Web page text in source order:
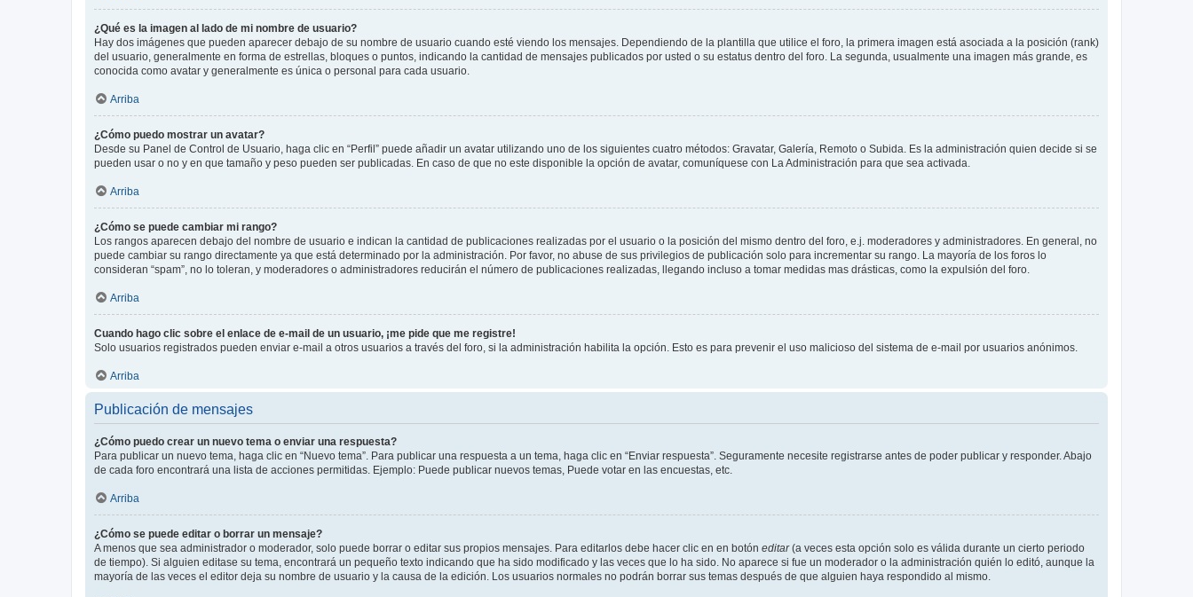
¿Qué es la imagen al lado de mi nombre de usuario?
Hay dos imágenes que pueden aparecer debajo de su nombre de usuario cuando esté viendo los mensajes. Dependiendo de la plantilla que utilice el foro, la primera imagen está asociada a la posición (rank)
del usuario, generalmente en forma de estrellas, bloques o puntos, indicando la cantidad de mensajes publicados por usted o su estatus dentro del foro. La segunda, usualmente una imagen más grande, es
conocida como avatar y generalmente es única o personal para cada usuario.
Arriba
¿Cómo puedo mostrar un avatar?
Desde su Panel de Control de Usuario, haga clic en “Perfil” puede añadir un avatar utilizando uno de los siguientes cuatro métodos: Gravatar, Galería, Remoto o Subida. Es la administración quien decide si se
pueden usar o no y en que tamaño y peso pueden ser publicadas. En caso de que no este disponible la opción de avatar, comuníquese con La Administración para que sea activada.
Arriba
¿Cómo se puede cambiar mi rango?
Los rangos aparecen debajo del nombre de usuario e indican la cantidad de publicaciones realizadas por el usuario o la posición del mismo dentro del foro, e.j. moderadores y administradores. En general, no
puede cambiar su rango directamente ya que está determinado por la administración. Por favor, no abuse de sus privilegios de publicación solo para incrementar su rango. La mayoría de los foros lo
consideran “spam”, no lo toleran, y moderadores o administradores reducirán el número de publicaciones realizadas, llegando incluso a tomar medidas mas drásticas, como la expulsión del foro.
Arriba
Cuando hago clic sobre el enlace de e-mail de un usuario, ¡me pide que me registre!
Solo usuarios registrados pueden enviar e-mail a otros usuarios a través del foro, si la administración habilita la opción. Esto es para prevenir el uso malicioso del sistema de e-mail por usuarios anónimos.
Arriba
Publicación de mensajes
¿Cómo puedo crear un nuevo tema o enviar una respuesta?
Para publicar un nuevo tema, haga clic en “Nuevo tema”. Para publicar una respuesta a un tema, haga clic en “Enviar respuesta”. Seguramente necesite registrarse antes de poder publicar y responder. Abajo
de cada foro encontrará una lista de acciones permitidas. Ejemplo: Puede publicar nuevos temas, Puede votar en las encuestas, etc.
Arriba
¿Cómo se puede editar o borrar un mensaje?
A menos que sea administrador o moderador, solo puede borrar o editar sus propios mensajes. Para editarlos debe hacer clic en en botón editar(a veces esta opción solo es válida durante un cierto periodo
de tiempo). Si alguien editase su tema, encontrará un pequeño texto indicando que ha sido modificado y las veces que lo ha sido. No aparece si fue un moderador o la administración quién lo editó, aunque la
mayoría de las veces el editor deja su nombre de usuario y la causa de la edición. Los usuarios normales no podrán borrar sus temas después de que alguien haya respondido al mismo.